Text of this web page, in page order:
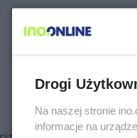
Drogi
Na naszej stronie
informacje na